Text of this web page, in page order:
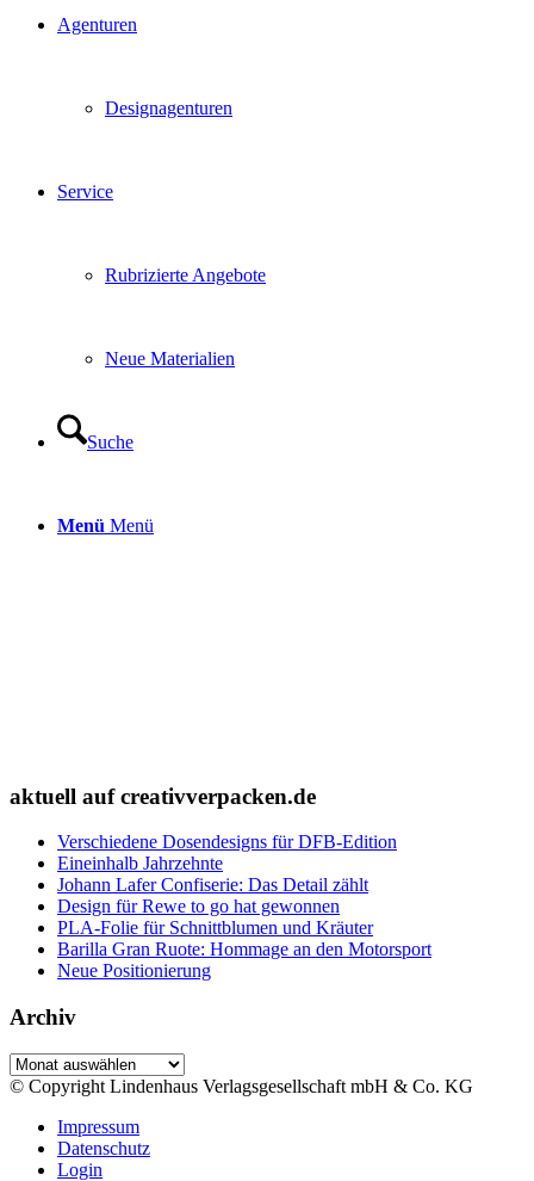
Agenturen
Designagenturen
Service
Rubrizierte Angebote
Neue Materialien
Suche
Menü Menü
aktuell auf creativverpacken.de
Verschiedene Dosendesigns für DFB-Edition
Eineinhalb Jahrzehnte
Johann Lafer Confiserie: Das Detail zählt
Design für Rewe to go hat gewonnen
PLA-Folie für Schnittblumen und Kräuter
Barilla Gran Ruote: Hommage an den Motorsport
Neue Positionierung
Archiv
Archiv
© Copyright Lindenhaus Verlagsgesellschaft mbH & Co. KG
Impressum
Datenschutz
Login